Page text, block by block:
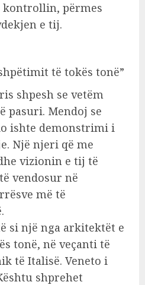
përmes
e tij.
të tokës tonë”
shpesh se vetëm
pasuri. Mendoj se
ishte demonstrimi i
Një njeri që me
vizionin e tij të
vendosur në
më të
si një nga arkitektët e
tonë, në veçanti të
të Italisë. Veneto i
shprehet